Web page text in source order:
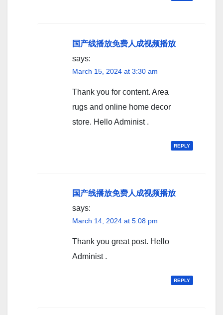
国产线播放免费人成视频播放
says:
March 15, 2024 at 3:30 am
Thank you for content. Area
rugs and online home decor
store. Hello Administ .
REPLY
国产线播放免费人成视频播放
says:
March 14, 2024 at 5:08 pm
Thank you great post. Hello
Administ .
REPLY